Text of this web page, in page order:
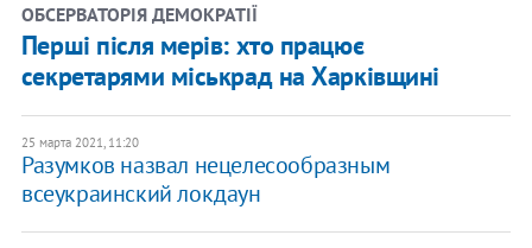
ОБСЕРВАТОРІЯ ДЕМОКРАТІЇ
Перші після мерів: хто працює
секретарями міськрад на Харківщині
25 марта 2021, 11:20
Разумков назвал нецелесообразным
всеукраинский локдаун